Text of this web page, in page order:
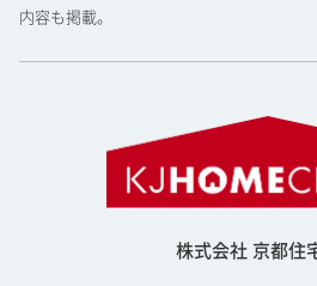
内容も掲載。
株式会社 京都住